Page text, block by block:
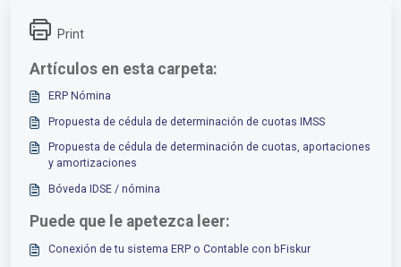
Print
Artículos en esta carpeta:
ERP Nómina
Propuesta de cédula de determinación de cuotas IMSS
Propuesta de cédula de determinación de cuotas, aportaciones
y amortizaciones
Bóveda IDSE / nómina
Puede que le apetezca leer:
Conexión de tu sistema ERP o Contable con bFiskur